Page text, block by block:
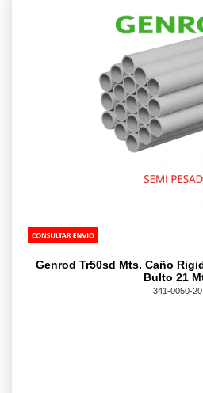
Genrod Tr50sd Mts. Caño
Bulto 21
341-0050-20